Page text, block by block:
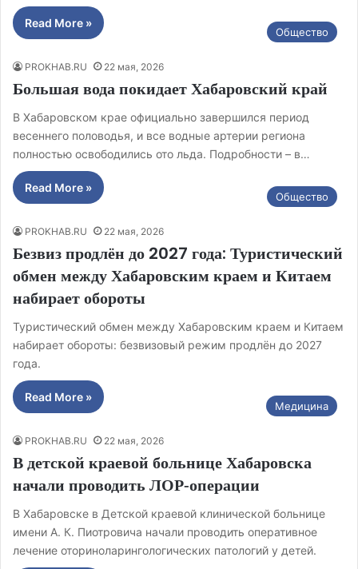
Read More »
Общество
PROKHAB.RU 22 мая, 2026
Большая вода покидает Хабаровский край
В Хабаровском крае официально завершился период
весеннего половодья, и все водные артерии региона
полностью освободились ото льда. Подробности – в…
Read More »
Общество
PROKHAB.RU 22 мая, 2026
Безвиз продлён до 2027 года: Туристический
обмен между Хабаровским краем и Китаем
набирает обороты
Туристический обмен между Хабаровским краем и Китаем
набирает обороты: безвизовый режим продлён до 2027
года.
Read More »
Медицина
PROKHAB.RU 22 мая, 2026
В детской краевой больнице Хабаровска
начали проводить ЛОР‑операции
В Хабаровске в Детской краевой клинической больнице
имени А. К. Пиотровича начали проводить оперативное
лечение оториноларингологических патологий у детей.